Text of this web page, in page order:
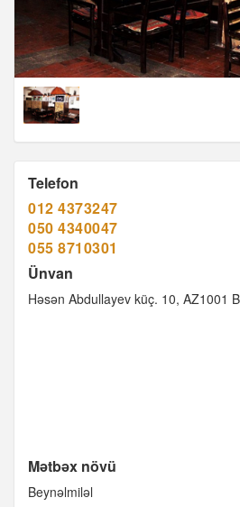
Telefon
012 4373247
050 4340047
055 8710301
Ünvan
Həsən Abdullayev küç. 10, AZ1001
Mətbəx növü
Beynəlmiləl